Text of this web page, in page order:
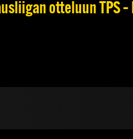
otteluun TPS